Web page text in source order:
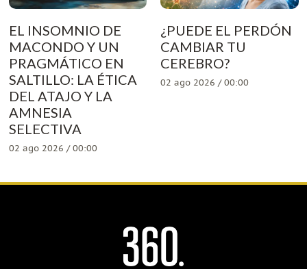
EL INSOMNIO DE
MACONDO Y UN
PRAGMÁTICO EN
SALTILLO: LA ÉTICA
DEL ATAJO Y LA
AMNESIA
SELECTIVA
02 ago 2026 / 00:00
¿PUEDE EL PERDÓN
CAMBIAR TU
CEREBRO?
02 ago 2026 / 00:00